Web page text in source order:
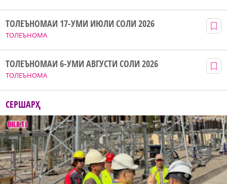
ТОЛЕЪНОМА
ТОЛЕЪНОМАИ 17-УМИ ИЮЛИ СОЛИ 2026
ТОЛЕЪНОМА
ТОЛЕЪНОМАИ 6-УМИ АВГУСТИ СОЛИ 2026
СЕРШАРҲ